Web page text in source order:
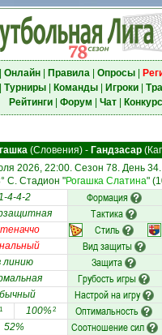
Онлайн| Правила| Опросы|
Турниры| Команды| Игроки|
Рейтинги| Форум Чат|
(Словения) - Гандзасар
2026, 22:00. Сезон 78. День 34.
C. Стадион "Рогашка Слатина"
4-4-2 Формация
Тактика
Стиль
Вид защиты
линию
Защита
Грубость игры
Настрой на игру
1 100%2 Оптимальность
52% Соотношение сил